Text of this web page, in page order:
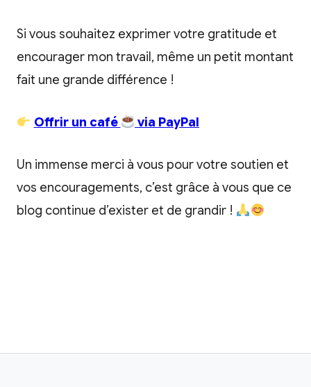
Si vous souhaitez exprimer votre gratitude et
encourager mon travail, même un petit montant
fait une grande différence !
Offrir un café via PayPal
Un immense merci à vous pour votre soutien et
vos encouragements, c’est grâce à vous que ce
blog continue d’exister et de grandir !